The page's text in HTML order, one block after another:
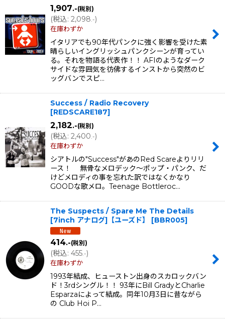
1,907.-(税別)
(税込: 2,098 .-)
在庫わずか
イタリアでも90年代パンクに強く影響を受けた素
晴らしいイングリッシュパンクシーンが育ってい
る。それを物語る代表作！！ AFIのようなダーク
サイドな雰囲気を彷佛するインストから突然のビ
ッグバンでスピ…
Success / Radio Recovery
[REDSCARE187]
2,182.-(税別)
(税込: 2,400 .-)
在庫わずか
シアトルの"Success"があのRed Scareよりリリ
ース！ 無骨なメロデック〜ポップ・パンク、だ
けどメロディの事を忘れた訳ではなくかなり
GOODな歌メロ。Teenage Bottleroc…
The Suspects / Spare Me The Details
[7inch アナログ]【ユーズド】
[BBR005]
414.-(税別)
(税込: 455.-)
在庫わずか
1993年結成、ヒューストン出身のスカロックバン
ド！3rdシングル！！ 93年にBill GradyとCharlie
Esparzaによって結成。同年10月3日に昔ながら
の Club Hoi P…